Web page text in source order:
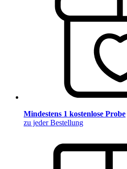
Mindestens 1 kostenlose Probe
zu jeder Bestellung